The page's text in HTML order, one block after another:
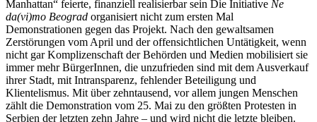
Manhattan“ feierte, finanziell realisierbar sein Die Initiative Ne
da(vi)mo Beograd organisiert nicht zum ersten Mal
Demonstrationen gegen das Projekt. Nach den gewaltsamen
Zerstörungen vom April und der offensichtlichen Untätigkeit, wenn
nicht gar Komplizenschaft der Behörden und Medien mobilisiert sie
immer mehr BürgerInnen, die unzufrieden sind mit dem Ausverkauf
ihrer Stadt, mit Intransparenz, fehlender Beteiligung und
Klientelismus. Mit über zehntausend, vor allem jungen Menschen
zählt die Demonstration vom 25. Mai zu den größten Protesten in
Serbien der letzten zehn Jahre – und wird nicht die letzte bleiben.